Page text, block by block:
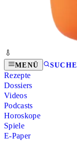
MENÜ SUCHE
Rezepte
Dossiers
Videos
Podcasts
Horoskope
Spiele
E-Paper